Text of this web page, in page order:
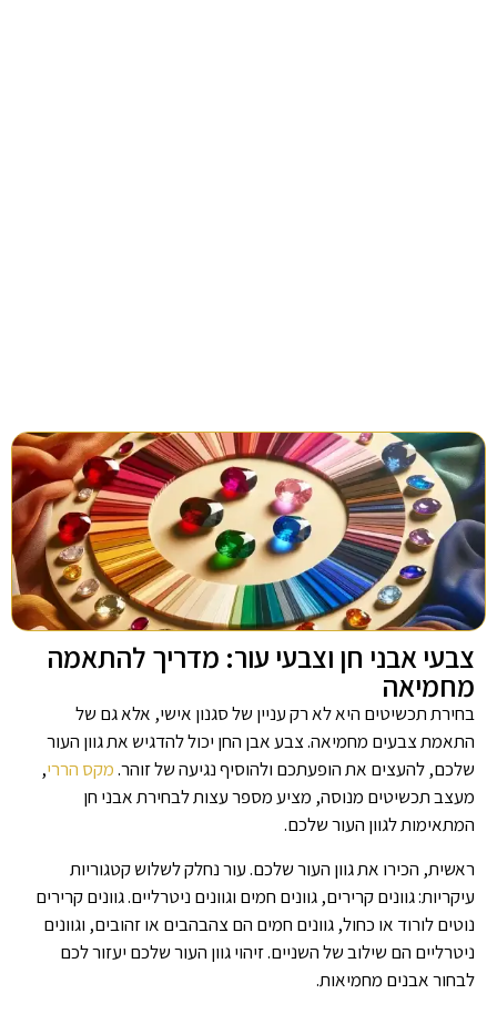
צבעי אבני חן וצבעי עור: מדריך להתאמה
מחמיאה
בחירת תכשיטים היא לא רק עניין של סגנון אישי, אלא גם של
התאמת צבעים מחמיאה. צבע אבן החן יכול להדגיש את גוון העור
שלכם, להעצים את הופעתכם ולהוסיף נגיעה של זוהר.מקס הררי,
מעצב תכשיטים מנוסה, מציע מספר עצות לבחירת אבני חן
המתאימות לגוון העור שלכם.
ראשית, הכירו את גוון העור שלכם. עור נחלק לשלוש קטגוריות
עיקריות: גוונים קרירים, גוונים חמים וגוונים ניטרליים. גוונים קרירים
נוטים לורוד או כחול, גוונים חמים הם צהבהבים או זהובים, וגוונים
ניטרליים הם שילוב של השניים. זיהוי גוון העור שלכם יעזור לכם
לבחור אבנים מחמיאות.